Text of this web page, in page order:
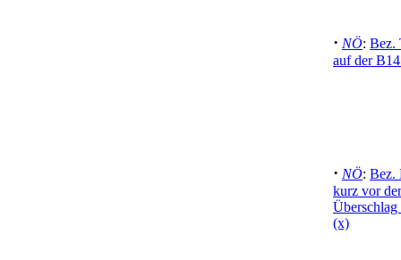
· NÖ: Bez.
auf der
· NÖ: Bez.
kurz vor
(x)